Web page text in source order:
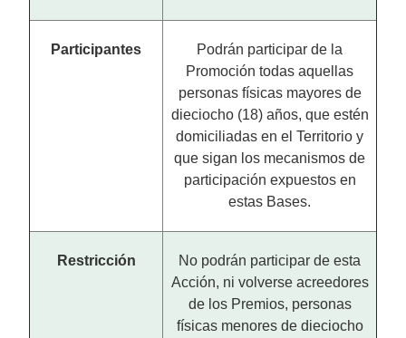
Participantes
Podrán participar de la
Promoción todas aquellas
personas físicas mayores de
dieciocho (18) años, que estén
domiciliadas en el Territorio y
que sigan los mecanismos de
participación expuestos en
estas Bases.
Restricción
No podrán participar de esta
Acción, ni volverse acreedores
de los Premios, personas
físicas menores de dieciocho